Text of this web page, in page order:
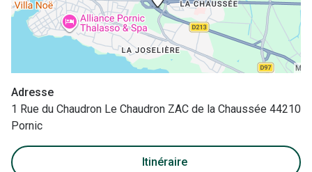
Tous nos
Adresse
1 Rue du Chaudron Le Chaudron ZAC de la Chaussée 44210
Pornic
Itinéraire